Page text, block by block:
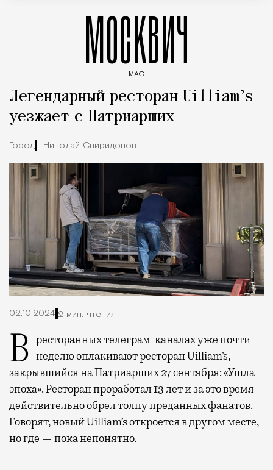
МОСКВИЧ
MAG
Легендарный ресторан Uilliam’s
уезжает с Патриарших
Город Николай Спиридонов
02.10.2024 2 мин. чтения
В ресторанных телеграм-каналах уже почти неделю оплакивают ресторан Uilliam’s,
закрывшийся на Патриарших 27 сентября: «Ушла
эпоха». Ресторан проработал 13 лет и за это время
действительно обрел толпу преданных фанатов.
Говорят, новый Uilliam’s откроется в другом месте,
но где — пока непонятно.